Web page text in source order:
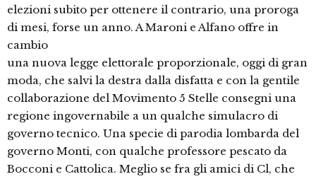
elezioni subito per ottenere il contrario, una proroga
di mesi, forse un anno. A Maroni e Alfano offre in
cambio
una nuova legge elettorale proporzionale, oggi di gran
moda, che salvi la destra dalla disfatta e con la gentile
collaborazione del Movimento 5 Stelle consegni una
regione ingovernabile a un qualche simulacro di
governo tecnico. Una specie di parodia lombarda del
governo Monti, con qualche professore pescato da
Bocconi e Cattolica. Meglio se fra gli amici di Cl, che